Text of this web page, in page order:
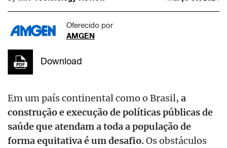
Oferecido por
AMGEN
Download
Em um país continental como o Brasil, a
construção e execução de políticas públicas de
saúde que atendam a toda a população de
forma equitativa é um desafio.Os obstáculos